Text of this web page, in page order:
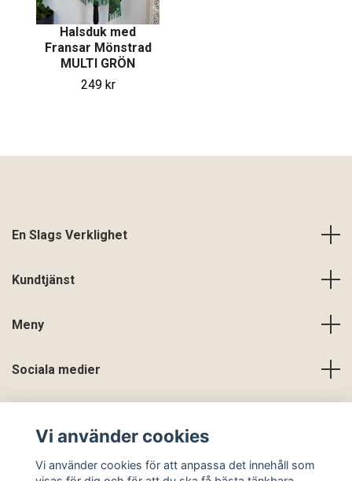
Halsduk med
Fransar Mönstrad
MULTI GRÖN
249 kr
En Slags Verklighet
Kundtjänst
Meny
Sociala medier
Vi använder cookies
Vi använder cookies för att anpassa det innehåll som